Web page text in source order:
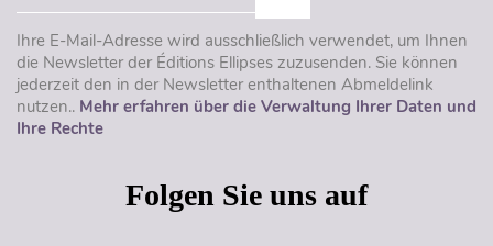
Ihre E-Mail-Adresse wird ausschließlich verwendet, um Ihnen
die Newsletter der Éditions Ellipses zuzusenden. Sie können
jederzeit den in der Newsletter enthaltenen Abmeldelink
nutzen.. Mehr erfahren über die Verwaltung Ihrer Daten und
Ihre Rechte
Folgen Sie uns auf